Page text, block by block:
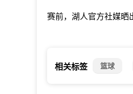
赛前，湖人官方社媒晒
相关标签 篮球